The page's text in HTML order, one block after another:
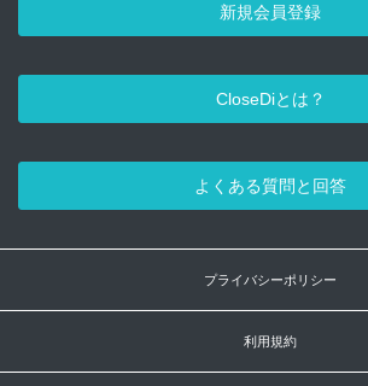
新規会員登録
CloseDiとは？
よくある質問と回答
プライバシーポリシー
利用規約